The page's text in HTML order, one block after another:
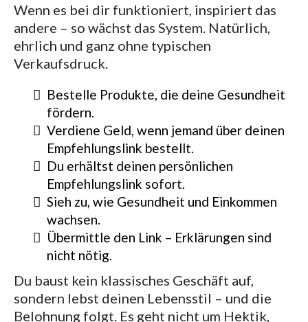
Wenn es bei dir funktioniert, inspiriert das
andere – so wächst das System. Natürlich,
ehrlich und ganz ohne typischen
Verkaufsdruck.
Bestelle Produkte, die deine Gesundheit
fördern.
Verdiene Geld, wenn jemand über deinen
Empfehlungslink bestellt.
Du erhältst deinen persönlichen
Empfehlungslink sofort.
Sieh zu, wie Gesundheit und Einkommen
wachsen.
Übermittle den Link – Erklärungen sind
nicht nötig.
Du baust kein klassisches Geschäft auf,
sondern lebst deinen Lebensstil – und die
Belohnung folgt. Es geht nicht um Hektik,